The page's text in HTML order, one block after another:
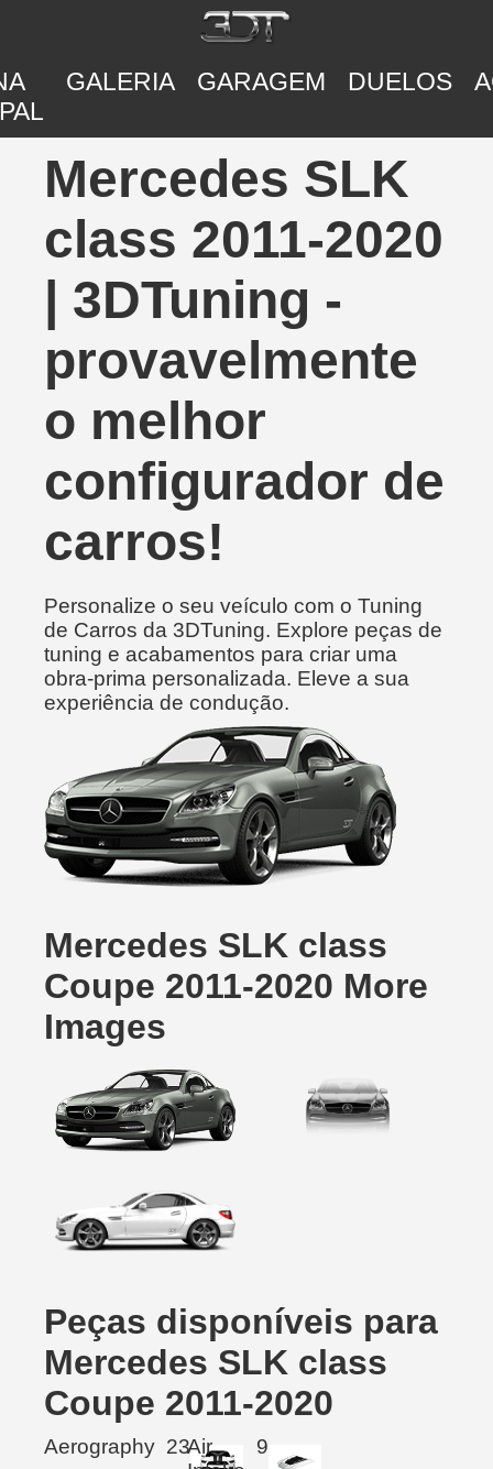
GALERIA GARAGEM DUELOS
Mercedes SLK
class 2011-2020
| 3DTuning -
provavelmente
o melhor
configurador de
carros!
Personalize o seu veículo com o Tuning
de Carros da 3DTuning. Explore peças de
tuning e acabamentos para criar uma
obra-prima personalizada. Eleve a sua
experiência de condução.
Mercedes SLK class
Coupe 2011-2020 More
Images
Peças disponíveis para
Mercedes SLK class
Coupe 2011-2020
Aerography 23Air
9